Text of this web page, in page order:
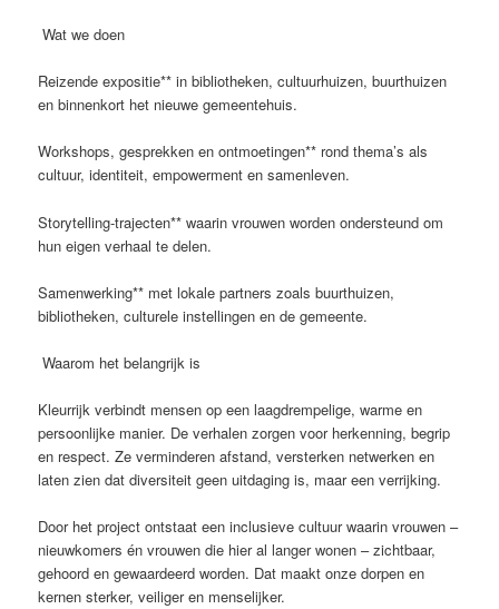
Wat we doen
Reizende expositie** in bibliotheken, cultuurhuizen, buurthuizen
en binnenkort het nieuwe gemeentehuis.
Workshops, gesprekken en ontmoetingen** rond thema’s als
cultuur, identiteit, empowerment en samenleven.
Storytelling-trajecten** waarin vrouwen worden ondersteund om
hun eigen verhaal te delen.
Samenwerking** met lokale partners zoals buurthuizen,
bibliotheken, culturele instellingen en de gemeente.
Waarom het belangrijk is
Kleurrijk verbindt mensen op een laagdrempelige, warme en
persoonlijke manier. De verhalen zorgen voor herkenning, begrip
en respect. Ze verminderen afstand, versterken netwerken en
laten zien dat diversiteit geen uitdaging is, maar een verrijking.
Door het project ontstaat een inclusieve cultuur waarin vrouwen –
nieuwkomers én vrouwen die hier al langer wonen – zichtbaar,
gehoord en gewaardeerd worden. Dat maakt onze dorpen en
kernen sterker, veiliger en menselijker.